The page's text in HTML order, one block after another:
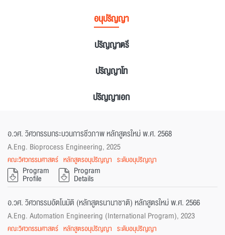
อนุปริญญา
ปริญญาตรี
ปริญญาโท
ปริญญาเอก
อ.วศ. วิศวกรรมกระบวนการชีวภาพ หลักสูตรใหม่ พ.ศ. 2568
A.Eng. Bioprocess Engineering, 2025
คณะวิศวกรรมศาสตร์ หลักสูตรอนุปริญญา ระดับอนุปริญญา
Program
Profile
Program
Details
อ.วศ. วิศวกรรมอัตโนมัติ (หลักสูตรนานาชาติ) หลักสูตรใหม่ พ.ศ. 2566
A.Eng. Automation Engineering (International Program), 2023
คณะวิศวกรรมศาสตร์ หลักสูตรอนุปริญญา ระดับอนุปริญญา